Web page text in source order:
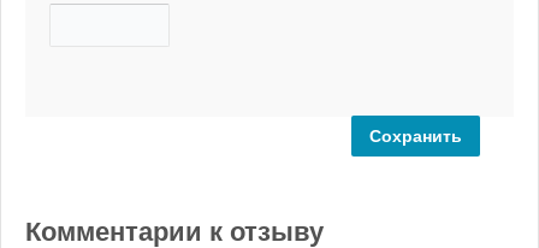
Комментарии к отзыву